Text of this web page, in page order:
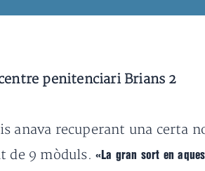
penitenciari Brians 2
anava recuperant una certa
de 9 mòduls.«La gran sort en